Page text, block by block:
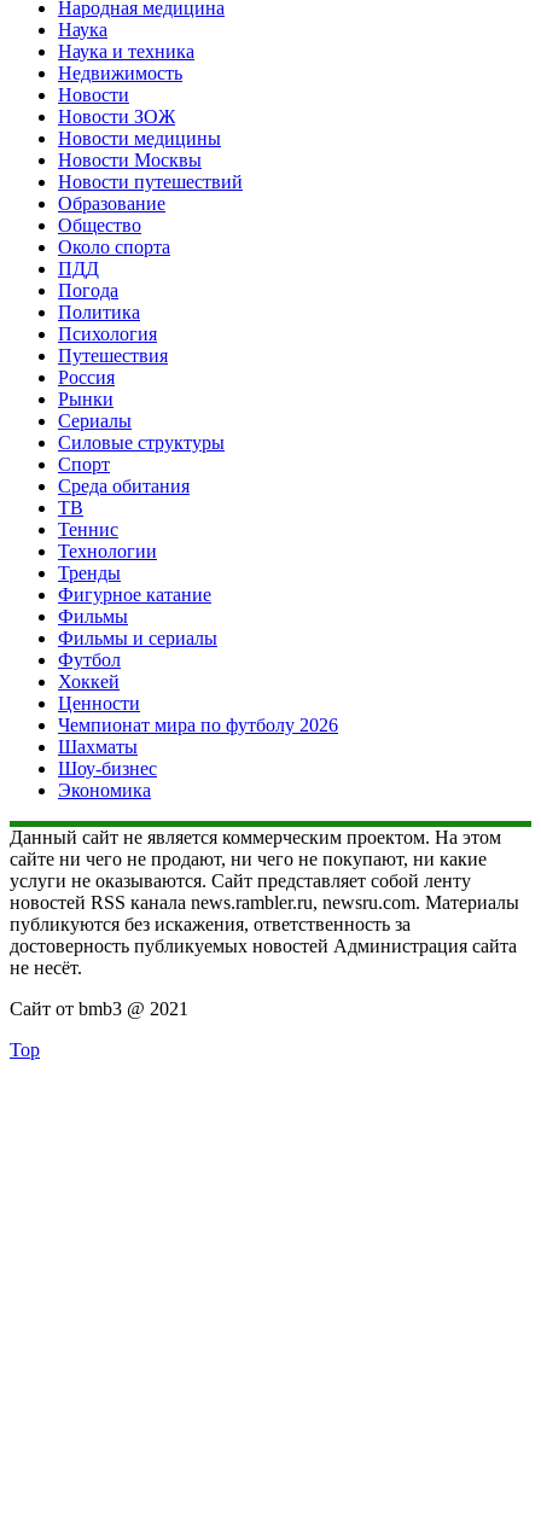
Народная медицина
Наука
Наука и техника
Недвижимость
Новости
Новости ЗОЖ
Новости медицины
Новости Москвы
Новости путешествий
Образование
Общество
Около спорта
ПДД
Погода
Политика
Психология
Путешествия
Россия
Рынки
Сериалы
Силовые структуры
Спорт
Среда обитания
ТВ
Теннис
Технологии
Тренды
Фигурное катание
Фильмы
Фильмы и сериалы
Футбол
Хоккей
Ценности
Чемпионат мира по футболу 2026
Шахматы
Шоу-бизнес
Экономика
Данный сайт не является коммерческим проектом. На этом
сайте ни чего не продают, ни чего не покупают, ни какие
услуги не оказываются. Сайт представляет собой ленту
новостей RSS канала news.rambler.ru, newsru.com. Материалы
публикуются без искажения, ответственность за
достоверность публикуемых новостей Администрация сайта
не несёт.
Сайт от bmb3 @ 2021
Top